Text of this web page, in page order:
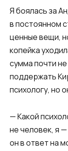
​​Я боялась за
в постоянном
ценные вещи,
копейка
сумма почти
поддержать
психологу, но
​​— Какой
не человек, я
он в ответ на